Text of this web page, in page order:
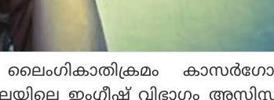
ലൈംഗികാതിക്രമം
ഇംഗ്ലീഷ് വിഭാഗം